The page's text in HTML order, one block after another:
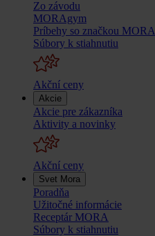
Zo závodu
MORAgym
Príbehy so značkou MORA
Súbory k stiahnutiu
Akční ceny
Akcie
Akcie pre zákazníka
Aktivity a novinky
Akční ceny
Svet Mora
Poradňa
Užitočné informácie
Receptár MORA
Súbory k stiahnutiu